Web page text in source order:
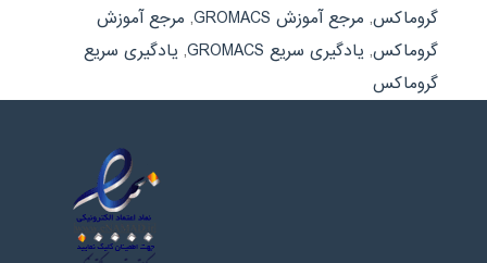
گروماکس, مرجع آموزش GROMACS , مرجع آموزش
گروماکس, یادگیری سریع GROMACS , یادگیری سریع
گروماکس